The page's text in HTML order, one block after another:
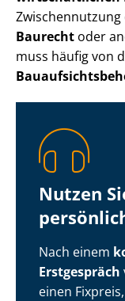
Baurecht oder
muss häufig von
Nutzen
Nach einem
Erstgespräch
einen